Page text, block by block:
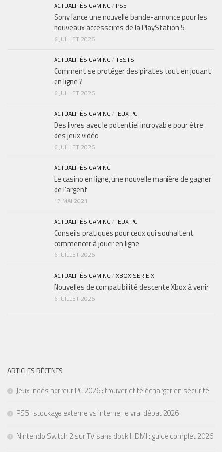
ACTUALITÉS GAMING / PS5
Sony lance une nouvelle bande-annonce pour les
nouveaux accessoires de la PlayStation 5
6 JUILLET 2026
ACTUALITÉS GAMING /TESTS
Comment se protéger des pirates tout en jouant
en ligne ?
6 JUILLET 2026
ACTUALITÉS GAMING /JEUX PC
Des livres avec le potentiel incroyable pour être
des jeux vidéo
6 JUILLET 2026
ACTUALITÉS GAMING
Le casino en ligne, une nouvelle manière de gagner
de l’argent
17 MAI 2021
ACTUALITÉS GAMING /JEUX PC
Conseils pratiques pour ceux qui souhaitent
commencer à jouer en ligne
6 JUILLET 2026
ACTUALITÉS GAMING /XBOX SERIE X
Nouvelles de compatibilité descente Xbox à venir
6 JUILLET 2026
ARTICLES RÉCENTS
Jeux indés horreur PC 2026 : trouver et télécharger en sécurité
PS5 : stockage externe vs interne, le vrai débat 2026
Nintendo Switch 2 sur TV sans dock HDMI : guide complet 2026